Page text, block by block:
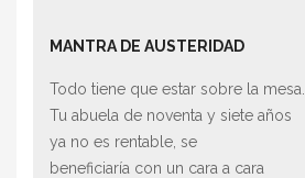
MANTRA DE AUSTERIDAD
Todo tiene que estar sobre la mesa.
Tu abuela de noventa y siete años
ya no es rentable, se
beneficiaría con un cara a cara